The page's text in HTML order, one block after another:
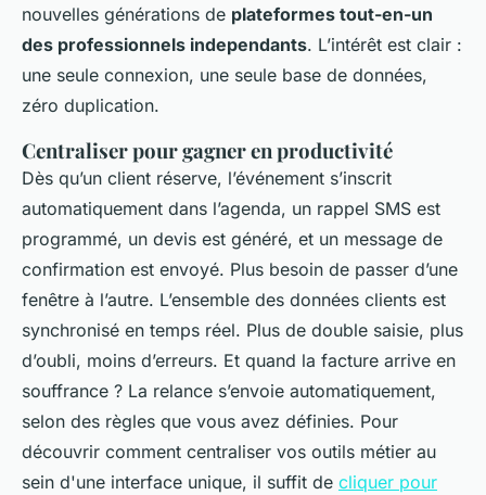
nouvelles générations de plateformes tout-en-un
des professionnels independants. L’intérêt est clair :
une seule connexion, une seule base de données,
zéro duplication.
Centraliser pour gagner en productivité
Dès qu’un client réserve, l’événement s’inscrit
automatiquement dans l’agenda, un rappel SMS est
programmé, un devis est généré, et un message de
confirmation est envoyé. Plus besoin de passer d’une
fenêtre à l’autre. L’ensemble des données clients est
synchronisé en temps réel. Plus de double saisie, plus
d’oubli, moins d’erreurs. Et quand la facture arrive en
souffrance ? La relance s’envoie automatiquement,
selon des règles que vous avez définies. Pour
découvrir comment centraliser vos outils métier au
sein d'une interface unique, il suffit de cliquer pour